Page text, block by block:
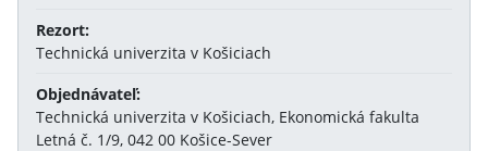
Rezort:
Technická univerzita v Košiciach
Objednávateľ:
Technická univerzita v Košiciach, Ekonomická fakulta
Letná č. 1/9, 042 00 Košice-Sever